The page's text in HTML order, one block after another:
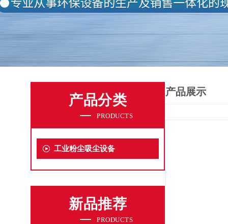
产品分类
PRODUCTS
工业粉尘吸尘设备
新品推荐
PRODUCTS
产品展示